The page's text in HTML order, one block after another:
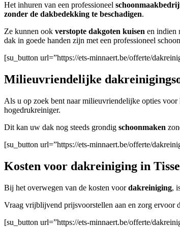
Het inhuren van een professioneel
zonder de dakbedekking te beschadigen.
Ze kunnen ook verstopte dakgoten kuisen en indien
dak in goede handen zijn met een professioneel
[su_button url=”https://ets-minnaert.be/offerte/
Milieuvriendelijke
Als u op zoek bent naar milieuvriendelijke opties
hogedrukreiniger.
Dit kan uw dak nog steeds grondig schoonmaken
[su_button url=”https://ets-minnaert.be/offerte/
Kosten voor dakreiniging in
Bij het overwegen van de kosten voordakreiniging,
Vraag vrijblijvend prijsvoorstellen aan en zorg ervoor
[su_button url=”https://ets-minnaert.be/offerte/